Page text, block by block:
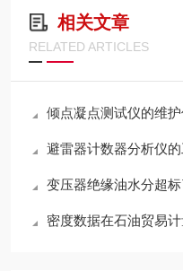
相关文章
RELATED ARTICLES
倾点凝点测试仪的维
避雷器计数器分析仪
变压器绝缘油水分超
密度数据在石油贸易